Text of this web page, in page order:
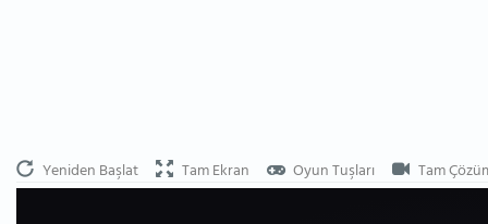
Yeniden Başlat Tam Ekran Oyun Tuşları Tam